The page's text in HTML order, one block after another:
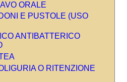
ORALE
E PUSTOLE (USO
ANTIBATTERICO
O RITENZIONE